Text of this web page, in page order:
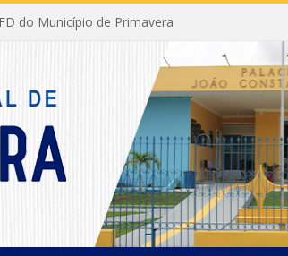
do Município de Primavera